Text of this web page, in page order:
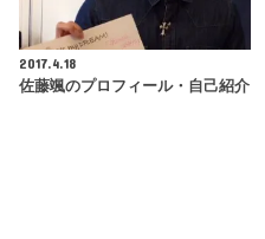
2017.4.18
佐藤颯のプロフィール・自己紹介